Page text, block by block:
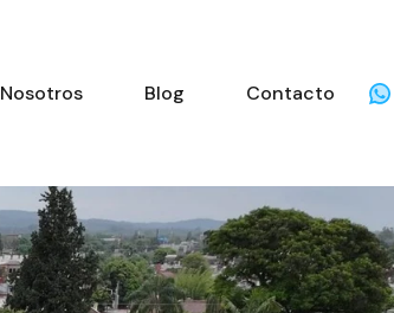
Nosotros Blog Contacto